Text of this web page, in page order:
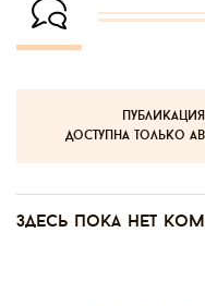
доступна только
Здесь пока нет